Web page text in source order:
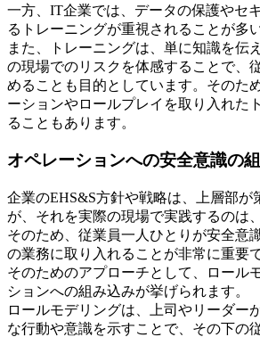
一方、IT企業では、データの保護やセ
るトレーニングが重視されることが多
また、トレーニングは、単に知識を伝
の現場でのリスクを体感することで、
めることも目的としています。そのた
ーションやロールプレイを取り入れた
ることもあります。
オペレーションへの安全意識の
企業のEHS&S方針や戦略は、上層部が
が、それを実際の現場で実践するのは
そのため、従業員一人ひとりが安全意
の業務に取り入れることが非常に重要で
そのためのアプローチとして、ロール
ションへの組み込みが挙げられます。
ロールモデリングは、上司やリーダー
な行動や意識を示すことで、その下の